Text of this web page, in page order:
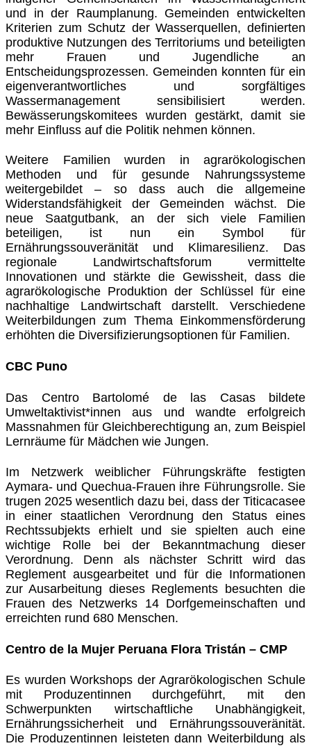
und in der Raumplanung. Gemeinden entwickelten
Kriterien zum Schutz der Wasserquellen, definierten
produktive Nutzungen des Territoriums und beteiligten
mehr Frauen und Jugendliche an
Entscheidungsprozessen. Gemeinden konnten für ein
eigenverantwortliches und sorgfältiges
Wassermanagement sensibilisiert werden.
Bewässerungskomitees wurden gestärkt, damit sie
mehr Einfluss auf die Politik nehmen können.
Weitere Familien wurden in agrarökologischen
Methoden und für gesunde Nahrungssysteme
weitergebildet – so dass auch die allgemeine
Widerstandsfähigkeit der Gemeinden wächst. Die
neue Saatgutbank, an der sich viele Familien
beteiligen, ist nun ein Symbol für
Ernährungssouveränität und Klimaresilienz. Das
regionale Landwirtschaftsforum vermittelte
Innovationen und stärkte die Gewissheit, dass die
agrarökologische Produktion der Schlüssel für eine
nachhaltige Landwirtschaft darstellt. Verschiedene
Weiterbildungen zum Thema Einkommensförderung
erhöhten die Diversifizierungsoptionen für Familien.
CBC Puno
Das Centro Bartolomé de las Casas bildete
Umweltaktivist*innen aus und wandte erfolgreich
Massnahmen für Gleichberechtigung an, zum Beispiel
Lernräume für Mädchen wie Jungen.
Im Netzwerk weiblicher Führungskräfte festigten
Aymara- und Quechua-Frauen ihre Führungsrolle. Sie
trugen 2025 wesentlich dazu bei, dass der Titicacasee
in einer staatlichen Verordnung den Status eines
Rechtssubjekts erhielt und sie spielten auch eine
wichtige Rolle bei der Bekanntmachung dieser
Verordnung. Denn als nächster Schritt wird das
Reglement ausgearbeitet und für die Informationen
zur Ausarbeitung dieses Reglements besuchten die
Frauen des Netzwerks 14 Dorfgemeinschaften und
erreichten rund 680 Menschen.
Centro de la Mujer Peruana Flora Tristán – CMP
Es wurden Workshops der Agrarökologischen Schule
mit Produzentinnen durchgeführt, mit den
Schwerpunkten wirtschaftliche Unabhängigkeit,
Ernährungssicherheit und Ernährungssouveränität.
Die Produzentinnen leisteten dann Weiterbildung als